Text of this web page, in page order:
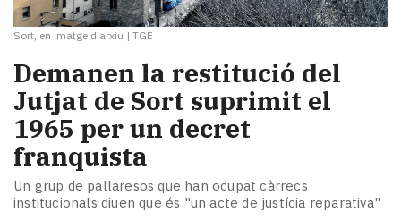
Sort, en imatge d'arxiu | TGE
​Demanen la restitució del
Jutjat de Sort suprimit el
1965 per un decret
franquista
Un grup de pallaresos que han ocupat càrrecs
institucionals diuen que és "un acte de justícia reparativa"